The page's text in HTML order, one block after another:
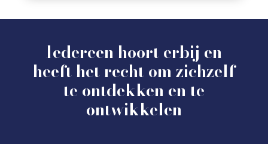
Iedereen hoort erbij en
heeft het recht om zichzelf
te ontdekken en te
ontwikkelen